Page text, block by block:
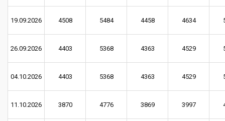
19.09.2026 4508 5484 4458 4634
26.09.2026 4403 5368 4363 4529
04.10.2026 4403 5368 4363 4529
11.10.2026 3870 4776 3869 3997